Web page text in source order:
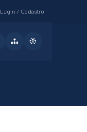
Login / Cadastro